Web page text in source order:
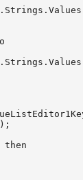
then